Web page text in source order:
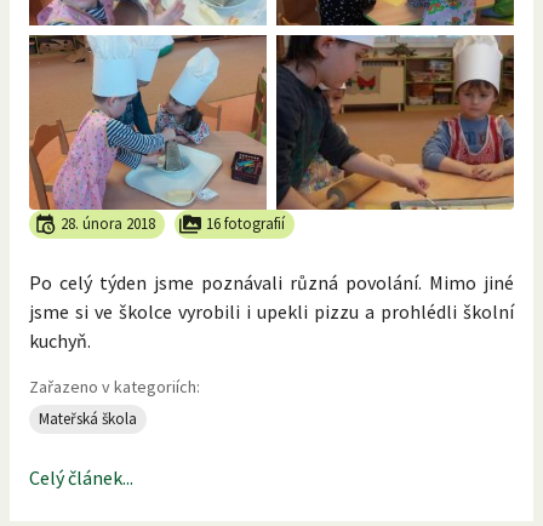
28. února 2018 16 fotografií
Po celý týden jsme poznávali různá povolání. Mimo jiné
jsme si ve školce vyrobili i upekli pizzu a prohlédli školní
kuchyň.
Zařazeno v kategoriích:
Mateřská škola
Celý článek...